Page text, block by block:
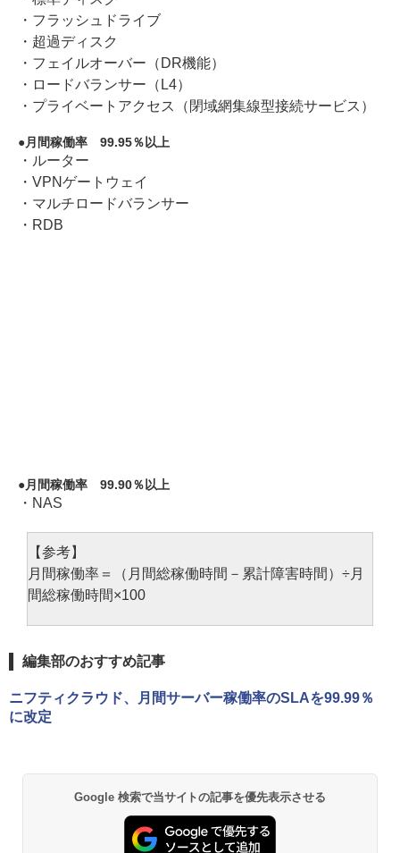
・フラッシュドライブ
・超過ディスク
・フェイルオーバー（DR機能）
・ロードバランサー（L4）
・プライベートアクセス（閉域網集線型接続サービス）
月間稼働率 99.95％以上
・ルーター
・VPNゲートウェイ
・マルチロードバランサー
・RDB
月間稼働率 99.90％以上
・NAS
【参考】
月間稼働率＝（月間総稼働時間－累計障害時間）÷月
間総稼働時間×100
編集部のおすすめ記事
ニフティクラウド、月間サーバー稼働率のSLAを99.99％
に改定
Google 検索で当サイトの記事を優先表示させる